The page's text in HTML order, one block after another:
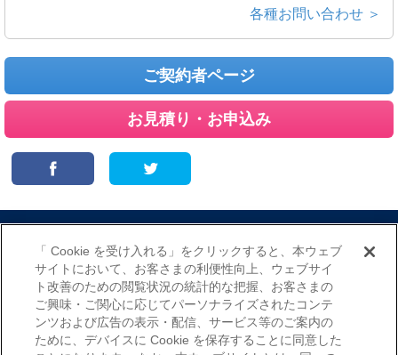
各種お問い合わせ ＞
ご契約者ページ
お見積り・お申込み
プライバシーポリシー
（個人情報のお取扱いについて）
「 Cookie を受け入れる」をクリックすると、本ウェブ
サイトにおいて、お客さまの利便性向上、ウェブサイ
ト改善のための閲覧状況の統計的な把握、お客さまの
ご興味・ご関心に応じてパーソナライズされたコンテ
ンツおよび広告の表示・配信、サービス等のご案内の
ために、デバイスに Cookie を保存することに同意した